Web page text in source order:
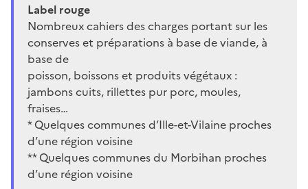
Label rouge
Nombreux cahiers des charges portant sur les
conserves et préparations à base de viande, à
base de
poisson, boissons et produits végétaux :
jambons cuits, rillettes pur porc, moules,
fraises…
* Quelques communes d’Ille-et-Vilaine proches
d’une région voisine
** Quelques communes du Morbihan proches
d’une région voisine